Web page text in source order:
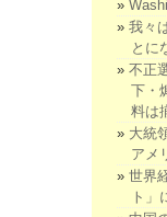
我々
とに
不正
下・
料は
大統
アメ
世界
ト」